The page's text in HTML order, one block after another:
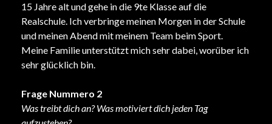
15 Jahre alt und gehe in die 9te Klasse auf die
Realschule. Ich verbringe meinen Morgen in der Schule
und meinen Abend mit meinem Team beim Sport.
Meine Familie unterstützt mich sehr dabei, worüber ich
sehr glücklich bin.
Frage Nummero 2
Was treibt dich an? Was motiviert dich jeden Tag